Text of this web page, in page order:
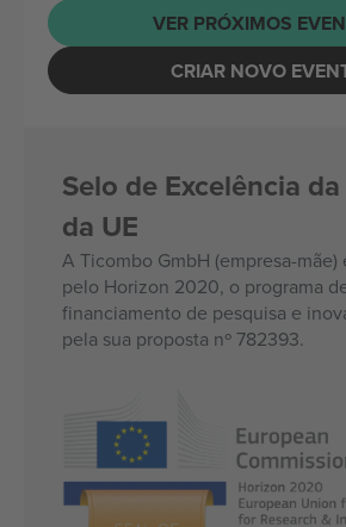
VER PRÓXIMOS
CRIAR NOVO
Selo de Excelência
da UE
A Ticombo GmbH (empresa-
pelo Horizon 2020, o programa
financiamento de pesquisa e
pela sua proposta nº 782393.